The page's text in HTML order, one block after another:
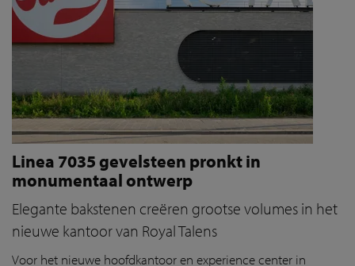
Linea 7035 gevelsteen pronkt in
monumentaal ontwerp
Elegante bakstenen creëren grootse volumes in het
nieuwe kantoor van Royal Talens
Voor het nieuwe hoofdkantoor en experience center in